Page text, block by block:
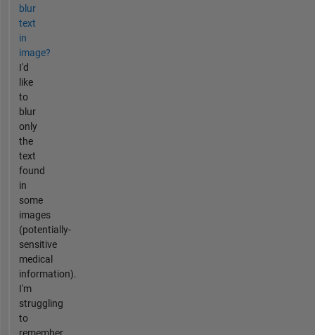
blur
text
in
image?
I'd
like
to
blur
only
the
text
found
in
some
images
(potentially-
sensitive
medical
information).
I'm
struggling
to